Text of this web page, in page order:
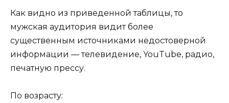
Как видно из приведенной таблицы, то
мужская аудитория видит более
существенным источниками недостоверной
информации — телевидение, YouTube, радио,
печатную прессу.
По возрасту: